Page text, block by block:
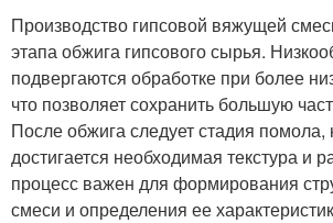
Производство гипсовой вяжущей
этапа обжига гипсового сырья.
подвергаются обработке при более
что позволяет сохранить большую
После обжига следует стадия помола,
достигается необходимая текстура и
процесс важен для формирования
смеси и определения ее